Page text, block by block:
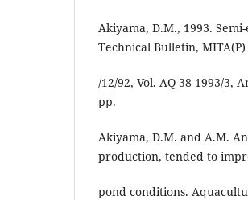
Akiyama, D.M., 1993.
Technical Bulletin, MITA(P)
/12/92, Vol. AQ 38 1993/3,
pp.
Akiyama, D.M. and A.M.
production, tended to
pond conditions.